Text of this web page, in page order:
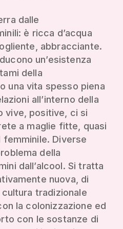
dalle
è ricca d’acqua
abbracciante.
un’esistenza
della
una vita spesso piena
all’interno della
vive, positive, ci si
a maglie fitte, quasi
Diverse
della
dall’alcool. Si tratta
nuova, di
tradizionale
la colonizzazione ed
con le sostanze di